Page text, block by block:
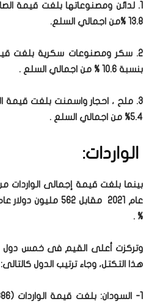
13.8 %من اجمالي السلع.
بنسبة 10.6 % من اجمالي السلع .
5.4% من اجمالي السلع .
الواردات:
% .
هذا التكتل، وجاء ترتيب الدول كالتالى: